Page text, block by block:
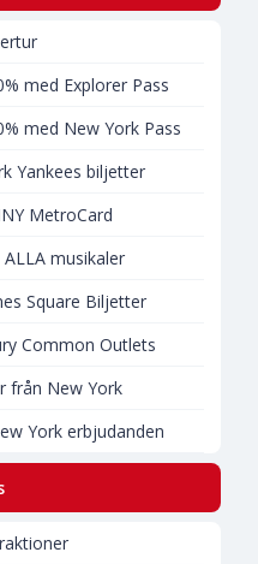
med Explorer Pass
med New York Pass
Yankees biljetter
MetroCard
ALLA musikaler
Square Biljetter
Common Outlets
från New York
York erbjudanden